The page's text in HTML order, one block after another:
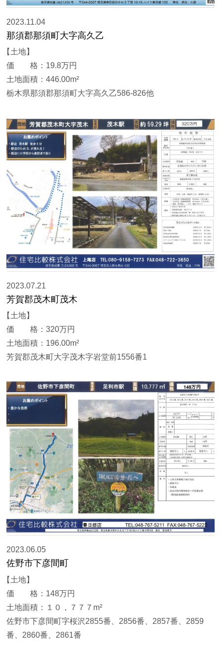
2023.11.04
那須郡那須町大字高久乙
【土地】
価 格：19.8万円
土地面積：446.00m²
栃木県那須郡那須町大字高久乙586-826他
2023.07.21
芳賀郡茂木町茂木
【土地】
価 格：320万円
土地面積：196.00m²
芳賀郡茂木町大字茂木字岩堂前1556番1
2023.06.05
佐野市下彦間町
【土地】
価 格：148万円
土地面積：１０，７７７m²
佐野市下彦間町字桜沢2855番、2856番、2857番、2859
番、2860番、2861番